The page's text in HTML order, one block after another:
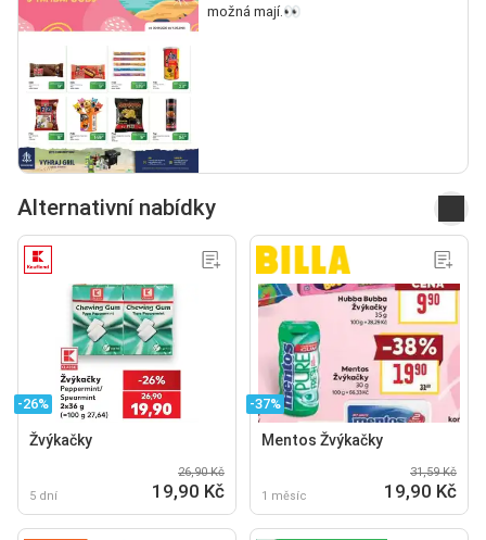
možná mají.👀
Alternativní nabídky
-26%
Žvýkačky
5 dní
26,90 Kč
19,90 Kč
-37%
Mentos Žvýkačky
1 měsíc
31,59 Kč
19,90 Kč